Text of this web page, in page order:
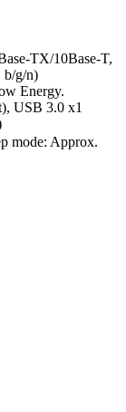
TX/10Base-T,
b/g/n)
Energy.
USB 3.0 x1
mode: Approx.